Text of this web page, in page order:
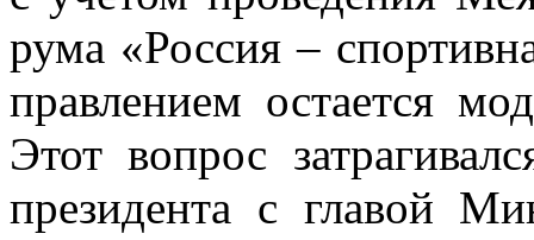
ру­ма «Рос­сия –
прав­ле­ни­ем оста­ет­ся
Этот во­прос
пре­зи­ден­та с гла­вой